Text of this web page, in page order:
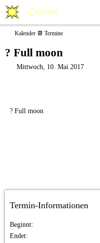
Kalender 📆 Termine
? Full moon
Mittwoch, 10. Mai 2017
? Full moon
Termin-Informationen
Beginnt
Endet